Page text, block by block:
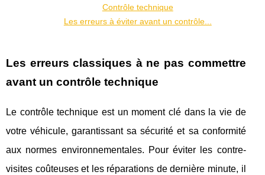
Contrôle technique
Les erreurs à éviter avant un contrôle...
Les erreurs classiques à ne pas commettre
avant un contrôle technique
Le contrôle technique est un moment clé dans la vie de
votre véhicule, garantissant sa sécurité et sa conformité
aux normes environnementales. Pour éviter les contre-
visites coûteuses et les réparations de dernière minute, il